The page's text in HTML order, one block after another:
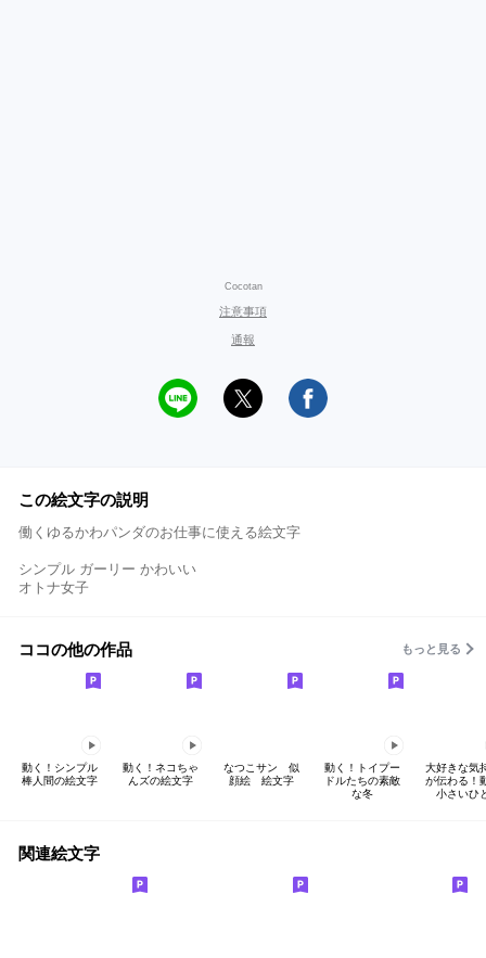
Cocotan
注意事項
通報
この絵文字の説明
働くゆるかわパンダのお仕事に使える絵文字
シンプル ガーリー かわいい
オトナ女子
ココの他の作品 もっと見る
動く！シンプル
棒人間の絵文字
動く！ネコちゃ
んズの絵文字
なつこサン 似
顔絵 絵文字
動く！トイプー
ドルたちの素敵
な冬
大好きな気
が伝わる！
小さいひ
関連絵文字